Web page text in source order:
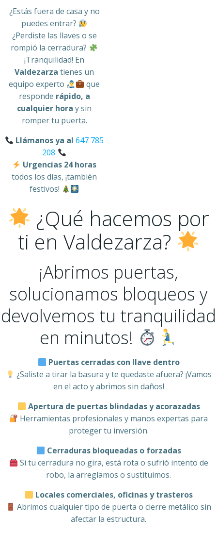
¿Estás fuera de casa y no
puedes entrar?
¿Perdiste las llaves o se
rompió la cerradura?
¡Tranquilidad! En
Valdezarza tienes un
equipo experto
que
responde rápido, a
cualquier hora y sin
romper tu puerta.
Llámanos ya al647 785
208
Urgencias 24 horas
todos los días, ¡también
festivos!
¿Qué hacemos por
ti en Valdezarza?
¡Abrimos puertas,
solucionamos bloqueos y
devolvemos tu tranquilidad
en minutos!
Puertas cerradas con llave dentro
¿Saliste a tirar la basura y te quedaste afuera? ¡Vamos
en el acto y abrimos sin daños!
Apertura de puertas blindadas y acorazadas
Herramientas profesionales y manos expertas para
proteger tu inversión.
Cerraduras bloqueadas o forzadas
Si tu cerradura no gira, está rota o sufrió intento de
robo, la arreglamos o sustituimos.
Locales comerciales, oficinas y trasteros
Abrimos cualquier tipo de puerta o cierre metálico sin
afectar la estructura.